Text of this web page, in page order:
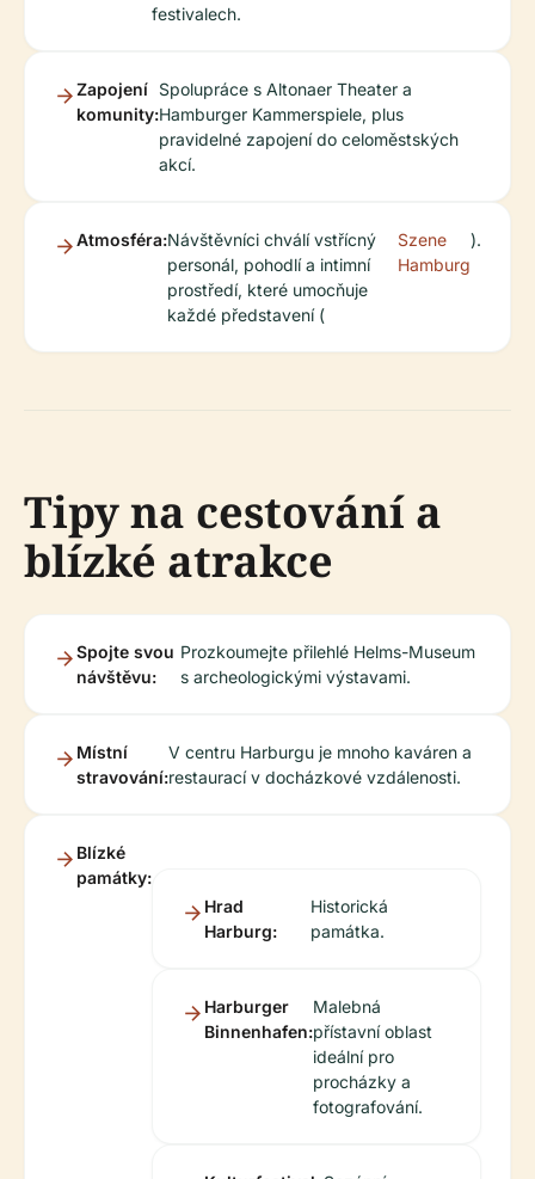
festivalech.
Zapojení
komunity:
Spolupráce s Altonaer Theater a
Hamburger Kammerspiele, plus
pravidelné zapojení do celoměstských
akcí.
Atmosféra:Návštěvníci chválí vstřícný
personál, pohodlí a intimní
prostředí, které umocňuje
každé představení (
Szene
Hamburg
).
Tipy na cestování a
blízké atrakce
Spojte svou
návštěvu:
Prozkoumejte přilehlé Helms-Museum
s archeologickými výstavami.
Místní
stravování:
V centru Harburgu je mnoho kaváren a
restaurací v docházkové vzdálenosti.
Blízké
památky:
Hrad
Harburg:
Historická
památka.
Harburger
Binnenhafen:
Malebná
přístavní oblast
ideální pro
procházky a
fotografování.